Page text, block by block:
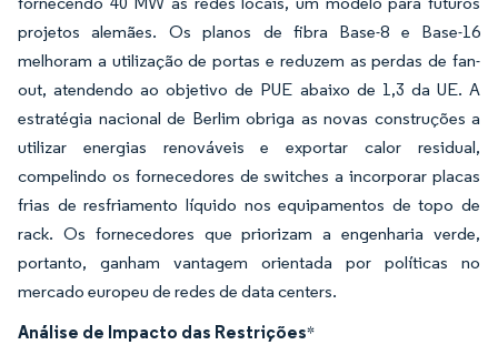
projetos alemães. Os planos de fibra Base-8 e Base-16
melhoram a utilização de portas e reduzem as perdas de fan-
out, atendendo ao objetivo de PUE abaixo de 1,3 da UE. A
estratégia nacional de Berlim obriga as novas construções a
utilizar energias renováveis e exportar calor residual,
compelindo os fornecedores de switches a incorporar placas
frias de resfriamento líquido nos equipamentos de topo de
rack. Os fornecedores que priorizam a engenharia verde,
portanto, ganham vantagem orientada por políticas no
mercado europeu de redes de data centers.
Análise de Impacto das Restrições*